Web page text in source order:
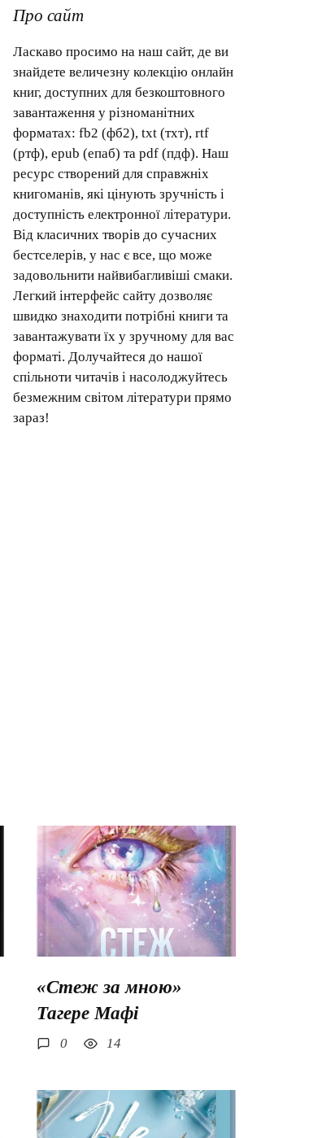
Про сайт
Ласкаво просимо на наш сайт, де ви
знайдете величезну колекцію онлайн
книг, доступних для безкоштовного
завантаження у різноманітних
форматах: fb2 (фб2), txt (тхт), rtf
(ртф), epub (епаб) та pdf (пдф). Наш
ресурс створений для справжніх
книгоманів, які цінують зручність і
доступність електронної літератури.
Від класичних творів до сучасних
бестселерів, у нас є все, що може
задовольнити найвибагливіші смаки.
Легкий інтерфейс сайту дозволяє
швидко знаходити потрібні книги та
завантажувати їх у зручному для вас
форматі. Долучайтеся до нашої
спільноти читачів і насолоджуйтесь
безмежним світом літератури прямо
зараз!
«Стеж за мною»
Тагере Мафі
0 14